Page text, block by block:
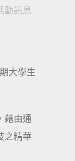
動訊息
大學生
藉由通
之精華